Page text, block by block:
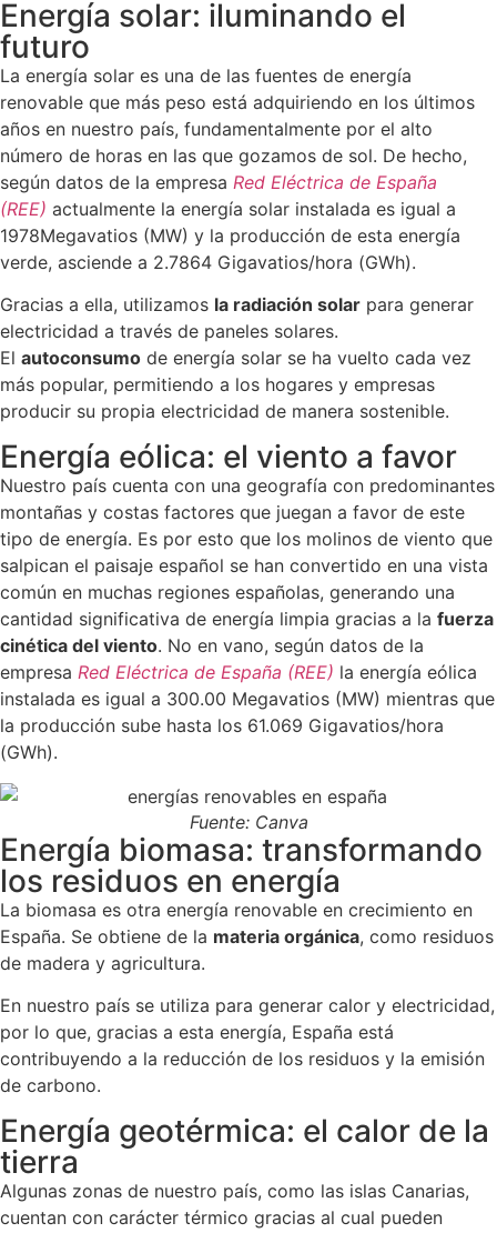
Energía solar: iluminando el
futuro
La energía solar es una de las fuentes de energía
renovable que más peso está adquiriendo en los últimos
años en nuestro país, fundamentalmente por el alto
número de horas en las que gozamos de sol. De hecho,
según datos de la empresa Red Eléctrica de España
(REE) actualmente la energía solar instalada es igual a
1978Megavatios (MW) y la producción de esta energía
verde, asciende a 2.7864 Gigavatios/hora (GWh).
Gracias a ella, utilizamos la radiación solar para generar
electricidad a través de paneles solares.
El autoconsumo de energía solar se ha vuelto cada vez
más popular, permitiendo a los hogares y empresas
producir su propia electricidad de manera sostenible.
Energía eólica: el viento a favor
Nuestro país cuenta con una geografía con predominantes
montañas y costas factores que juegan a favor de este
tipo de energía. Es por esto que los molinos de viento que
salpican el paisaje español se han convertido en una vista
común en muchas regiones españolas, generando una
cantidad significativa de energía limpia gracias a la fuerza
cinética del viento. No en vano, según datos de la
empresa Red Eléctrica de España (REE) la energía eólica
instalada es igual a 300.00 Megavatios (MW) mientras que
la producción sube hasta los 61.069 Gigavatios/hora
(GWh).
Fuente: Canva
Energía biomasa: transformando
los residuos en energía
La biomasa es otra energía renovable en crecimiento en
España. Se obtiene de la materia orgánica, como residuos
de madera y agricultura.
En nuestro país se utiliza para generar calor y electricidad,
por lo que, gracias a esta energía, España está
contribuyendo a la reducción de los residuos y la emisión
de carbono.
Energía geotérmica: el calor de la
tierra
Algunas zonas de nuestro país, como las islas Canarias,
cuentan con carácter térmico gracias al cual pueden